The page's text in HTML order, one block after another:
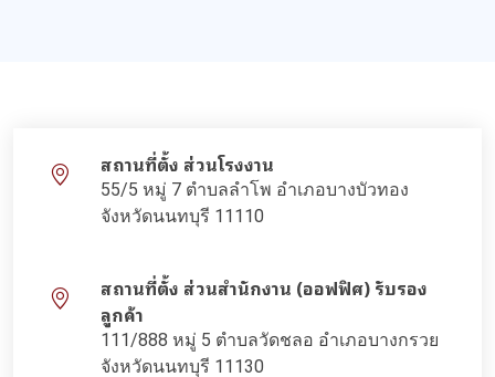
สถานที่ตั้ง ส่วนโรงงาน
55/5 หมู่ 7 ตำบลลำโพ อำเภอบางบัวทอง
จังหวัดนนทบุรี 11110
สถานที่ตั้ง ส่วนสำนักงาน (ออฟฟิศ) รับรอง
ลูกค้า
111/888 หมู่ 5 ตำบลวัดชลอ อำเภอบางกรวย
จังหวัดนนทบุรี 11130